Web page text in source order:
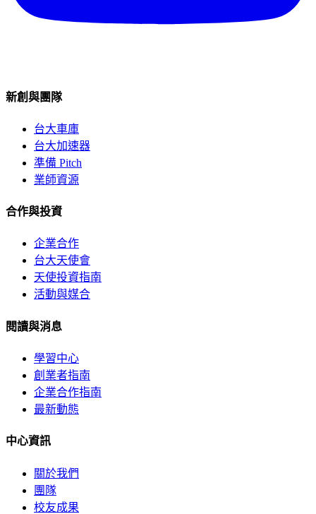
新創與團隊
台大車庫
台大加速器
準備 Pitch
業師資源
合作與投資
企業合作
台大天使會
天使投資指南
活動與媒合
閱讀與消息
學習中心
創業者指南
企業合作指南
最新動態
中心資訊
關於我們
團隊
校友成果